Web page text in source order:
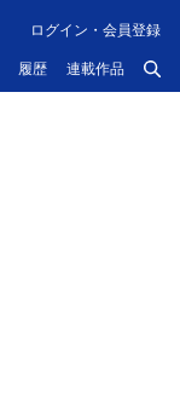
履歴 連載作品
ログイン・会員登録